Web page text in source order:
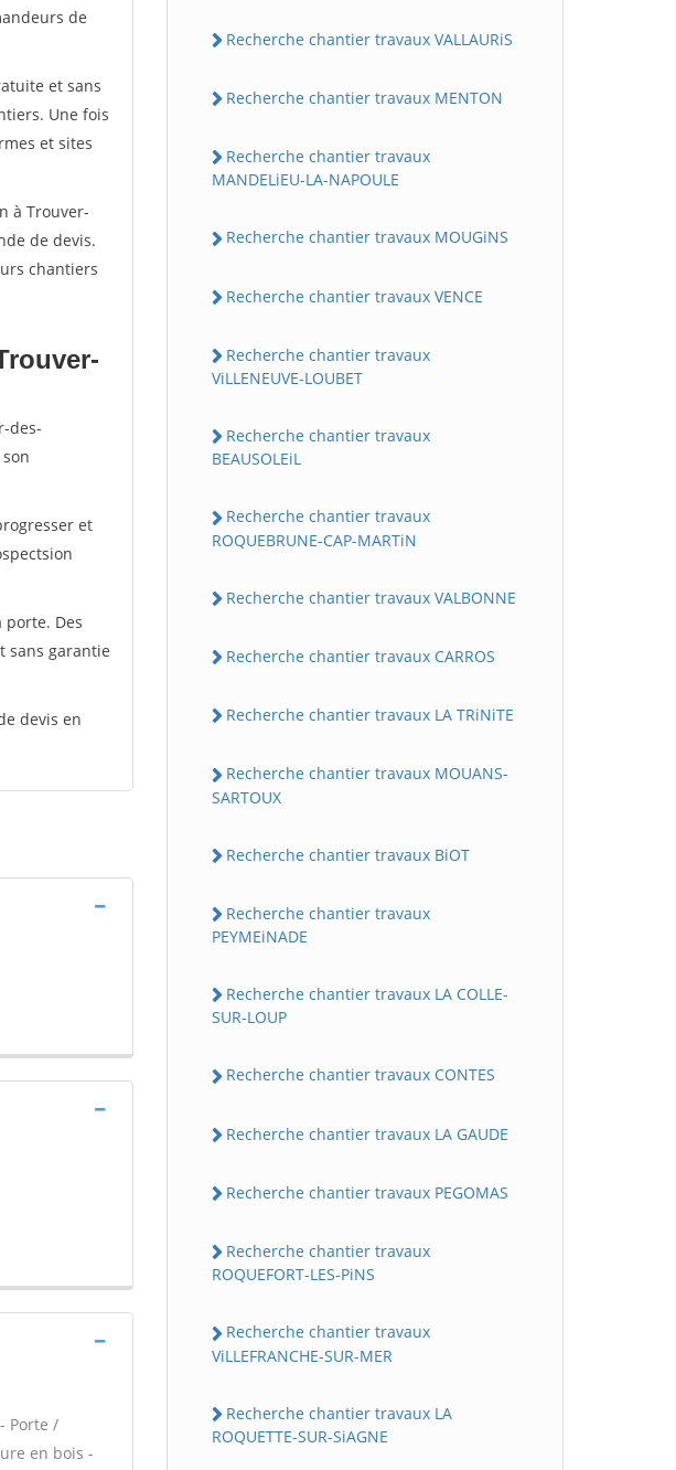
de
et sans
Une fois
et sites
à Trouver-
de devis.
chantiers
des-
et
Des
sans garantie
devis en
Porte /
en bois -
Recherche chantier travaux VALLAURiS
Recherche chantier travaux MENTON
Recherche chantier travaux
MANDELiEU-LA-NAPOULE
Recherche chantier travaux MOUGiNS
Recherche chantier travaux VENCE
Recherche chantier travaux
ViLLENEUVE-LOUBET
Recherche chantier travaux
BEAUSOLEiL
Recherche chantier travaux
ROQUEBRUNE-CAP-MARTiN
Recherche chantier travaux VALBONNE
Recherche chantier travaux CARROS
Recherche chantier travaux LA TRiNiTE
Recherche chantier travaux MOUANS-
SARTOUX
Recherche chantier travaux BiOT
Recherche chantier travaux
PEYMEiNADE
Recherche chantier travaux LA COLLE-
SUR-LOUP
Recherche chantier travaux CONTES
Recherche chantier travaux LA GAUDE
Recherche chantier travaux PEGOMAS
Recherche chantier travaux
ROQUEFORT-LES-PiNS
Recherche chantier travaux
ViLLEFRANCHE-SUR-MER
Recherche chantier travaux LA
ROQUETTE-SUR-SiAGNE